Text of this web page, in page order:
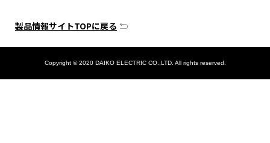
製品情報サイトTOPに戻る
Copyright © 2020 DAIKO ELECTRIC CO.,LTD. All rights reserved.